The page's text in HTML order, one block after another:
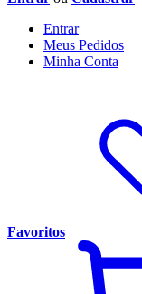
Entrar
Meus Pedidos
Minha Conta
Favoritos